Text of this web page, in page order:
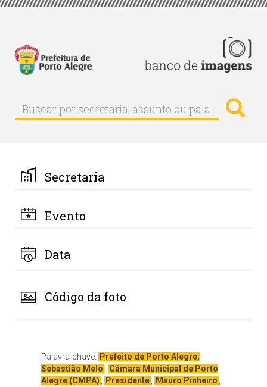
Pular
principal
Buscar
Buscar
por
palavra-
chave
Secretaria
Evento
Data
Código da foto
Palavra-chave: Prefeito de Porto Alegre,
Sebastião Melo
Câmara Municipal de Porto
Alegre (CMPA)
Presidente Mauro Pinheiro